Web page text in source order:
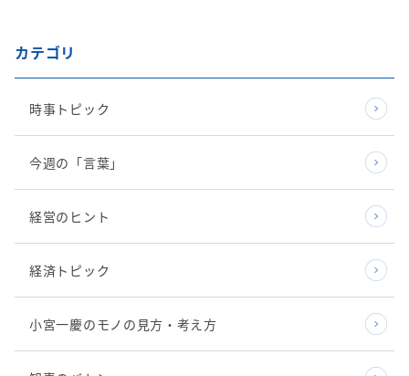
カテゴリ
時事トピック
今週の「言葉」
経営のヒント
経済トピック
小宮一慶のモノの見方・考え方